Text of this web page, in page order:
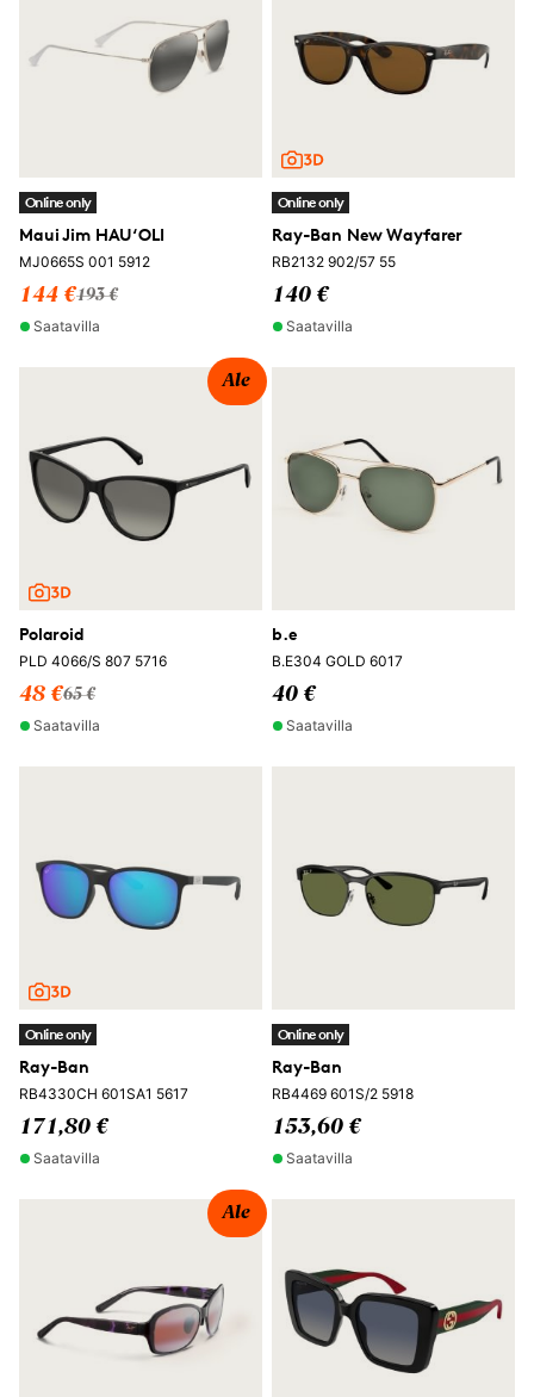
Online only
Maui Jim HAU‘OLI
MJ0665S 001 5912
144 €193 €
Saatavilla
Online only
Ray-Ban New Wayfarer
RB2132 902/57 55
140 €
Saatavilla
Ale
Polaroid
PLD 4066/S 807 5716
48 €65 €
Saatavilla
b.e
B.E304 GOLD 6017
40 €
Saatavilla
Online only
Ray-Ban
RB4330CH 601SA1 5617
171,80 €
Saatavilla
Online only
Ray-Ban
RB4469 601S/2 5918
153,60 €
Saatavilla
Ale